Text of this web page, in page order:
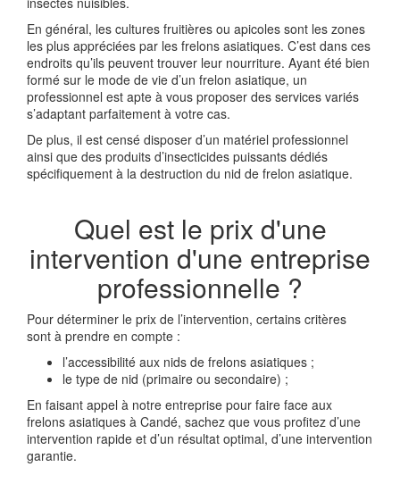
En général, les cultures fruitières ou apicoles sont les zones
les plus appréciées par les frelons asiatiques. C’est dans ces
endroits qu’ils peuvent trouver leur nourriture. Ayant été bien
formé sur le mode de vie d’un frelon asiatique, un
professionnel est apte à vous proposer des services variés
s’adaptant parfaitement à votre cas.
De plus, il est censé disposer d’un matériel professionnel
ainsi que des produits d’insecticides puissants dédiés
spécifiquement à la destruction du nid de frelon asiatique.
Quel est le prix d'une
intervention d'une entreprise
professionnelle ?
Pour déterminer le prix de l’intervention, certains critères
sont à prendre en compte :
l’accessibilité aux nids de frelons asiatiques ;
le type de nid (primaire ou secondaire) ;
En faisant appel à notre entreprise pour faire face aux
frelons asiatiques à Candé, sachez que vous profitez d’une
intervention rapide et d’un résultat optimal, d’une intervention
garantie.